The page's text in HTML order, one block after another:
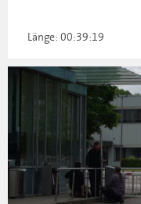
Länge: 00:39:19